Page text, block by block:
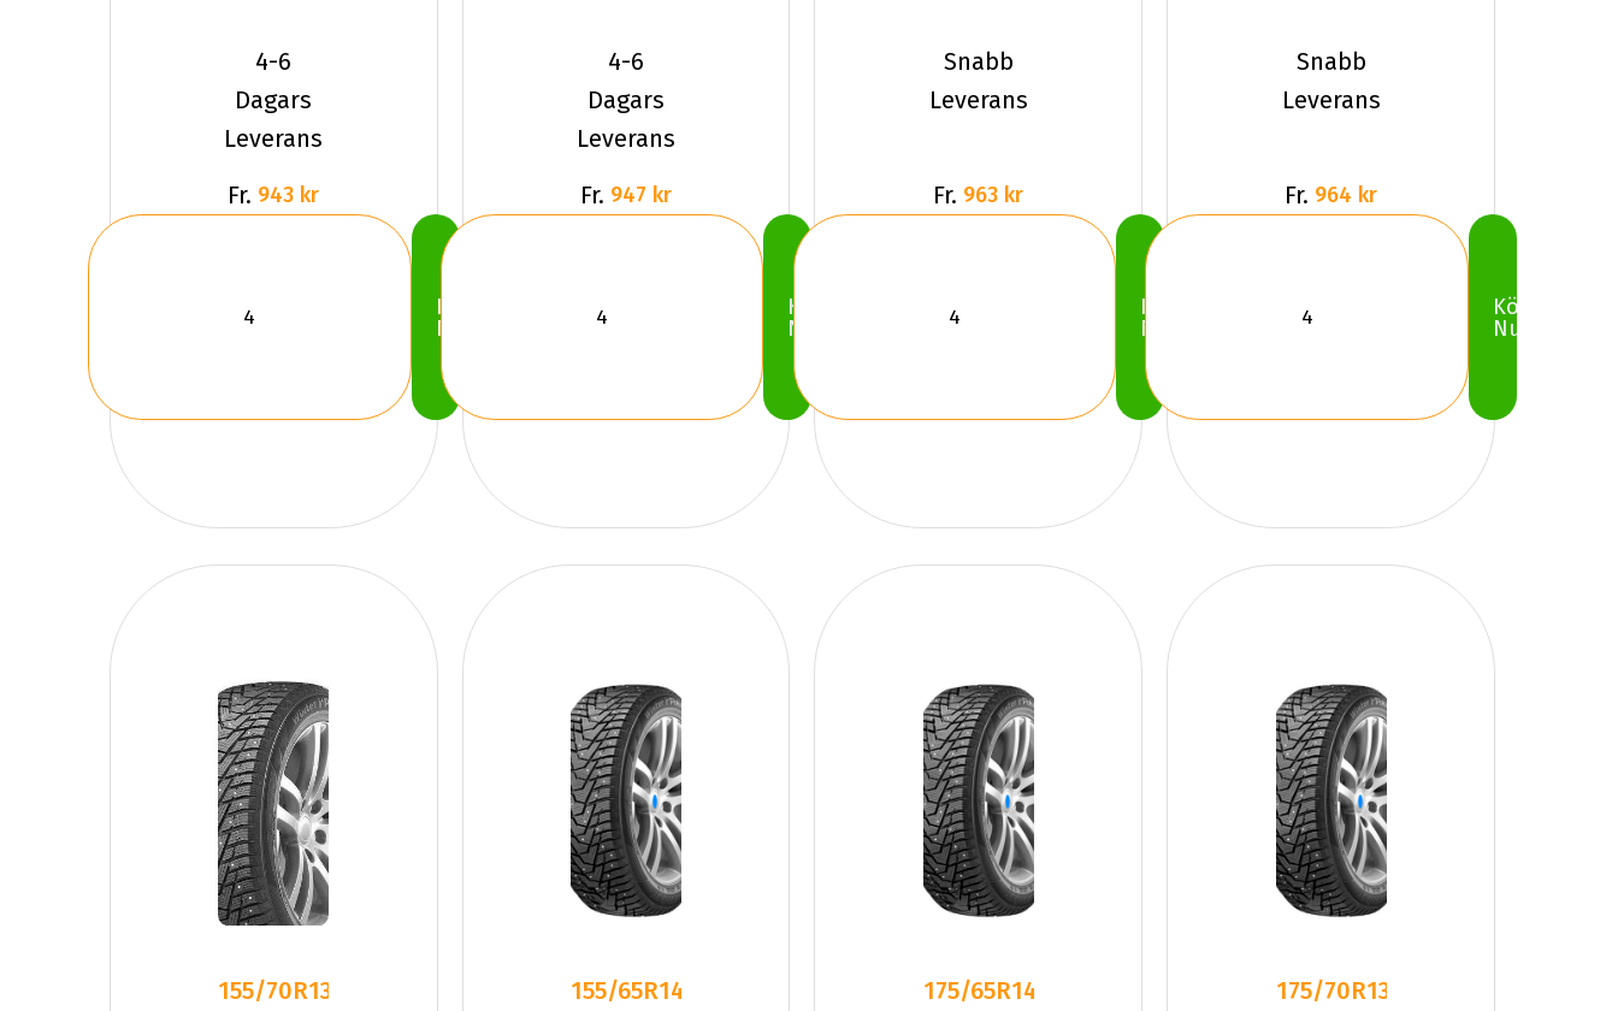
Winter
I*Pike
RS2
4-6
Dagars
Leverans
Fr. 943 kr
Köp
Nu
Winter
I*Pike
RS2
4-6
Dagars
Leverans
Fr. 947 kr
Köp
Nu
I*Pike
RS2 W429
Dubbat
Snabb
Leverans
Fr. 963 kr
Köp
Nu
W429
WiNter
I*Pik
Snabb
Leverans
Fr. 964 kr
Köp
Nu
155/70R13
155/65R14
175/65R14
175/70R13